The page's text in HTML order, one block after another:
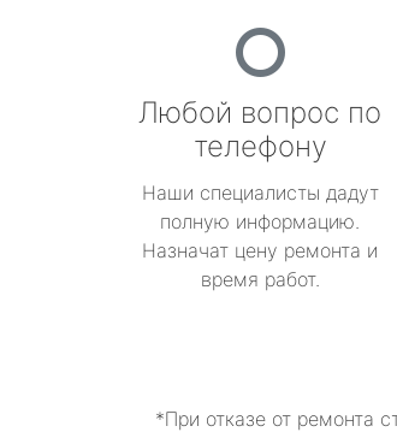
Любой вопрос по
телефону
Наши специалисты дадут
полную информацию.
Назначат цену ремонта и
время работ.
*При отказе от ремонта